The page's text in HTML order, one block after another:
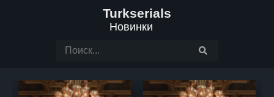
Turkserials
Новинки